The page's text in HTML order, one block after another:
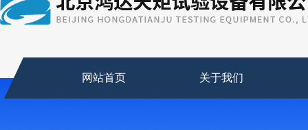
网站首页 关于我们